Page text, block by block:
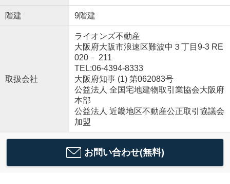
階建 9階建
取扱会社
ライオンズ不動産
大阪府大阪市浪速区難波中３丁目9-3 RE
020－ 211
TEL:06-4394-8333
大阪府知事 (1) 第062083号
公益法人 全国宅地建物取引業協会大阪府
本部
公益法人 近畿地区不動産公正取引協議会
加盟
お問い合わせ(無料)